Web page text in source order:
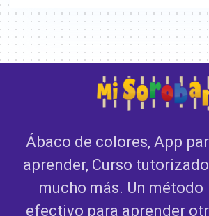
Ábaco de colores, App
aprender, Curso
mucho más. Un método
efectivo para aprender